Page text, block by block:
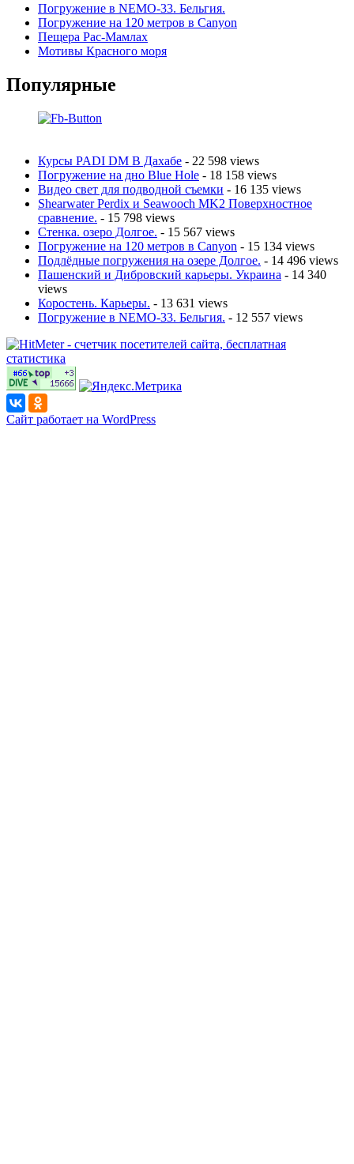
Погружение в NEMO-33. Бельгия.
Погружение на 120 метров в Canyon
Пещера Рас-Мамлах
Мотивы Красного моря
Популярные
Курсы PADI DM В Дахабе - 22 598 views
Погружение на дно Blue Hole - 18 158 views
Видео свет для подводной съемки - 16 135 views
Shearwater Perdix и Seawooch MK2 Поверхностное
сравнение. - 15 798 views
Стенка. озеро Долгое. - 15 567 views
Погружение на 120 метров в Canyon - 15 134 views
Подлёдные погружения на озере Долгое. - 14 496 views
Пашенский и Дибровский карьеры. Украина - 14 340
views
Коростень. Карьеры. - 13 631 views
Погружение в NEMO-33. Бельгия. - 12 557 views
Сайт работает на WordPress